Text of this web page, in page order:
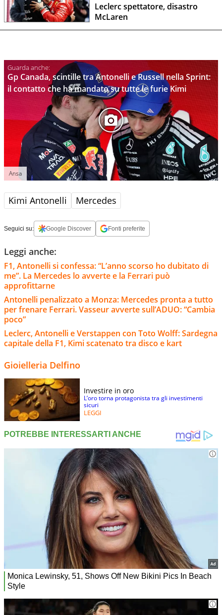
Leclerc spettatore, disastro
McLaren
Gp Canada, scintille tra Antonelli e Russell nella Sprint:
il contatto che ha mandato su tutte le furie Kimi
Ansa
Kimi Antonelli Mercedes
Seguici su: Google Discover Fonti preferite
Leggi anche:
F1, Antonelli si confessa: “L’anno scorso ho dubitato di
me”. La Mercedes lo avverte e la Ferrari può
approfittarne
Antonelli penalizzato a Monza: Mercedes pronta a tutto
per frenare Ferrari. Vasseur avverte sull’ADUO: “Cambia
poco”
Leclerc, Antonelli e Verstappen con Toto Wolff: Sardegna
capitale della F1, Kimi scatenato tra disco e kart
Gioielleria Delfino
Investire in oro
L’oro torna protagonista tra gli investimenti
sicuri
LEGGI